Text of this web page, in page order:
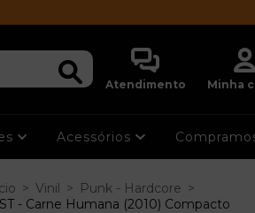
Atendimento Minha
Acessórios
> Vinil > Punk - Hardcore >
- Carne Humana (2010) Compacto